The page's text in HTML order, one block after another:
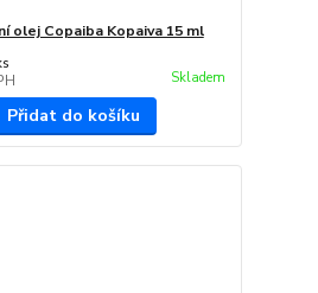
olej Copaiba Kopaiva 15 ml
Skladem
Přidat do košíku